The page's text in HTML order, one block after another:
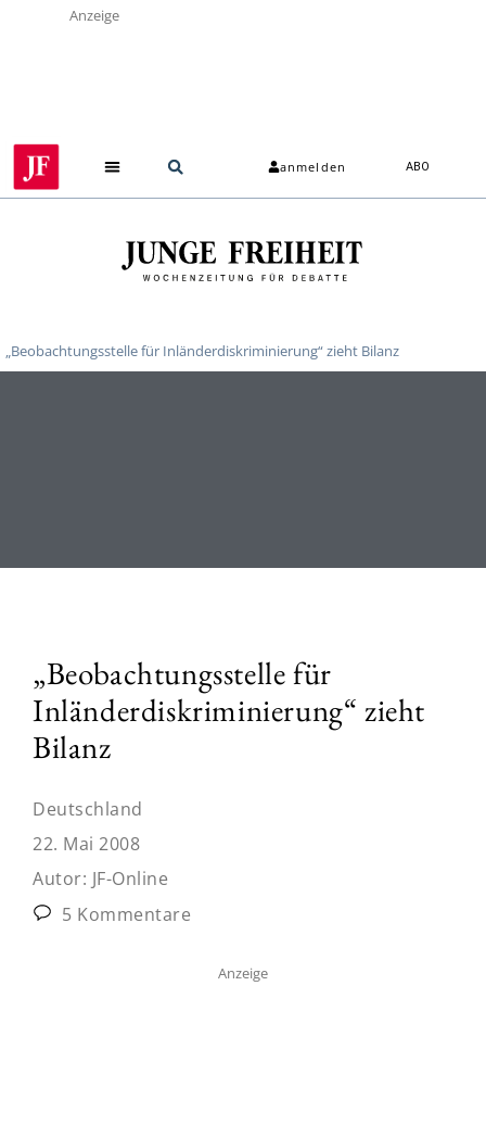
Anzeige
anmelden ABO
„Beobachtungsstelle für Inländerdiskriminierung“ zieht Bilanz
„Beobachtungsstelle für
Inländerdiskriminierung“ zieht
Bilanz
Deutschland
22. Mai 2008
Autor: JF-Online
5 Kommentare
Anzeige